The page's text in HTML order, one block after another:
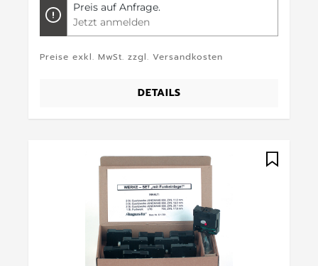
Preis auf Anfrage.
Jetzt anmelden
Preise exkl. MwSt. zzgl. Versandkosten
DETAILS